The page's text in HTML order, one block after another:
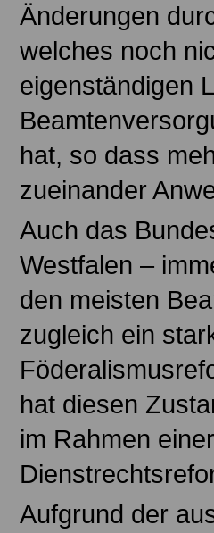
Änderungen
welches noch
eigenständigen
hat, so dass
zueinander
Auch das
Westfalen –
den meisten
zugleich ein
hat diesen
im Rahmen
Aufgrund der